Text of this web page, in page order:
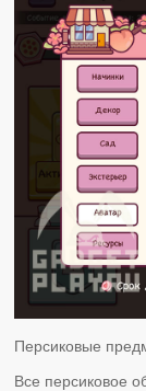
Персиковые
Все персиковое